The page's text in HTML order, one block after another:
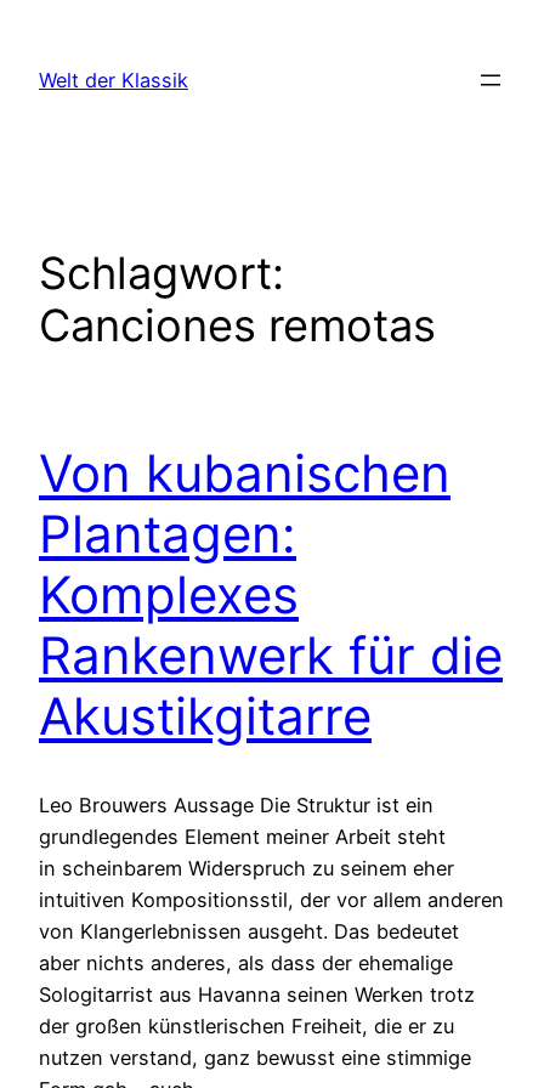
springen
Welt der Klassik
Schlagwort:
Canciones remotas
Von kubanischen
Plantagen:
Komplexes
Rankenwerk für die
Akustikgitarre
Leo Brouwers Aussage Die Struktur ist ein
grundlegendes Element meiner Arbeit steht
in scheinbarem Widerspruch zu seinem eher
intuitiven Kompositionsstil, der vor allem anderen
von Klangerlebnissen ausgeht. Das bedeutet
aber nichts anderes, als dass der ehemalige
Sologitarrist aus Havanna seinen Werken trotz
der großen künstlerischen Freiheit, die er zu
nutzen verstand, ganz bewusst eine stimmige